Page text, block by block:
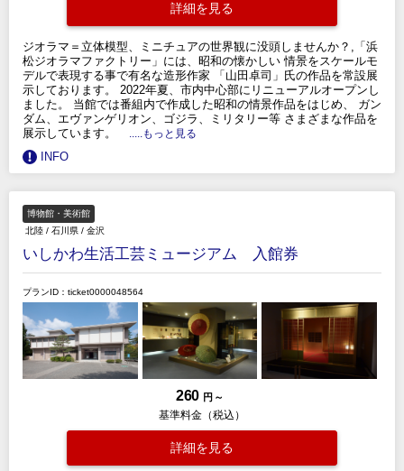
詳細を見る
ジオラマ＝立体模型、ミニチュアの世界観に没頭しませんか？,「浜
松ジオラマファクトリー」には、昭和の懐かしい 情景をスケールモ
デルで表現する事で有名な造形作家 「山田卓司」氏の作品を常設展
示しております。 2022年夏、市内中心部にリニューアルオープンし
ました。 当館では番組内で作成した昭和の情景作品をはじめ、 ガン
ダム、エヴァンゲリオン、ゴジラ、ミリタリー等 さまざまな作品を
展示しています。
.....もっと見る
INFO
博物館・美術館
北陸 / 石川県 / 金沢
いしかわ生活工芸ミュージアム 入館券
プランID：ticket0000048564
260 円 ～
基準料金（税込）
詳細を見る